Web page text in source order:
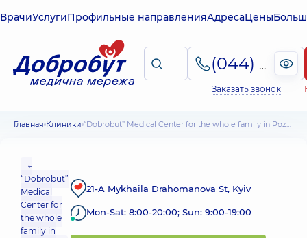
ВрачиУслугиПрофильные направленияАдресаЦены
(044) 495-2-888
Заказать звонок
Главная Клиники “Dobrobut” Medical Center for the whole family in Poznyaky
←
“Dobrobut”
Medical
Center for
the whole
family in
21-A Mykhaila Drahomanova St, Kyiv
Mon-Sat: 8:00-20:00; Sun: 9:00-19:00